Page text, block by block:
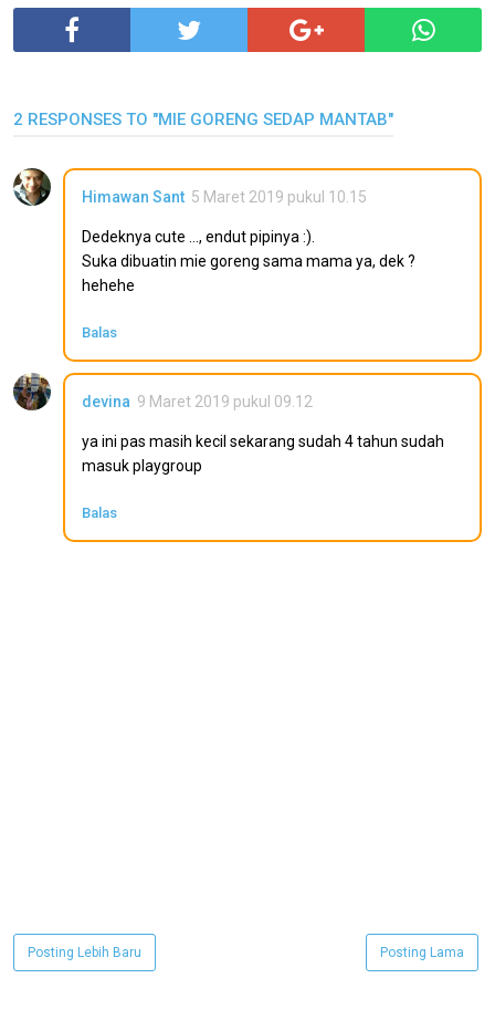
2 RESPONSES TO "MIE GORENG SEDAP MANTAB"
Himawan Sant 5 Maret 2019 pukul 10.15
Dedeknya cute ..., endut pipinya :).
Suka dibuatin mie goreng sama mama ya, dek ?
hehehe
Balas
devina 9 Maret 2019 pukul 09.12
ya ini pas masih kecil sekarang sudah 4 tahun sudah
masuk playgroup
Balas
Posting Lebih Baru Posting Lama